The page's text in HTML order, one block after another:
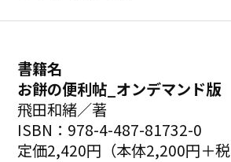
書籍名
お餅の便利帖_オンデマンド版
飛田和緒／著
ISBN：978-4-487-81732-0
定価2,420円（本体2,200円＋税